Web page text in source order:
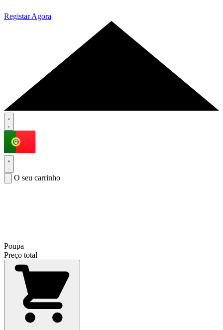
Registar Agora
O seu carrinho
Poupa
Preço total